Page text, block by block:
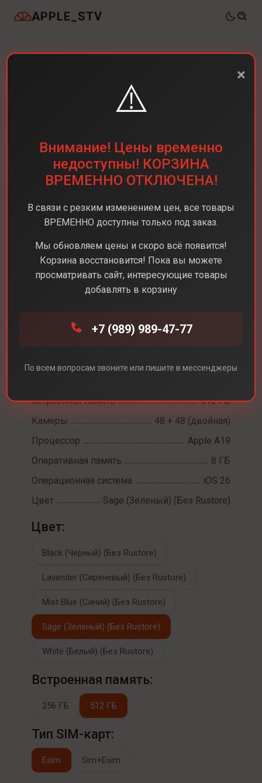
APPLE_STV
iPhone 17
Встроенная память
512 ГБ
Камеры
48 + 48 (двойная)
Процессор
Apple A19
Оперативная память
8 ГБ
Операционная система
iOS 26
Цвет
Sage (Зеленый) (Без Rustore)
Цвет:
Black (Черный) (Без Rustore)
Lavender (Сиреневый) (Без Rustore)
Mist Blue (Синий) (Без Rustore)
Sage (Зеленый) (Без Rustore)
White (Белый) (Без Rustore)
Встроенная память:
256 ГБ 512 ГБ
Тип SIM-карт:
Esim Sim+Esim
×
⚠️
Внимание! Цены временно
недоступны! КОРЗИНА
ВРЕМЕННО ОТКЛЮЧЕНА!
В связи с резким изменением цен, все товары
ВРЕМЕННО доступны только под заказ.
Мы обновляем цены и скоро всё появится!
Корзина восстановится! Пока вы можете
просматривать сайт, интересующие товары
добавлять в корзину
+7 (989) 989-47-77
По всем вопросам звоните или пишите в мессенджеры